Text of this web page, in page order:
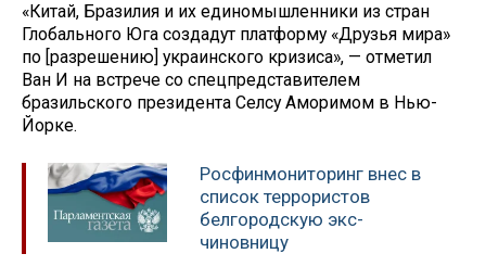
«Китай, Бразилия и их единомышленники из стран
Глобального Юга создадут платформу «Друзья мира»
по [разрешению] украинского кризиса», — отметил
Ван И на встрече со спецпредставителем
бразильского президента Селсу Аморимом в Нью-
Йорке.
Росфинмониторинг внес в
список террористов
белгородскую экс-
чиновницу